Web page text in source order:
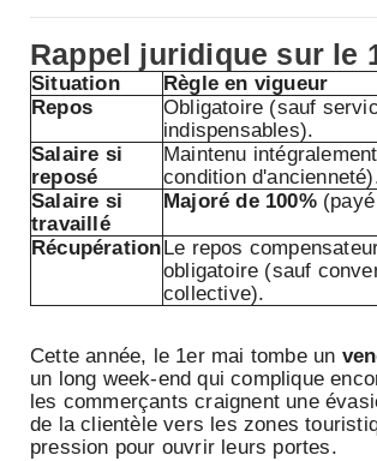
Rappel juridique sur le
Situation
Règle en vigueur
Repos
Obligatoire (sauf
indispensables).
Salaire si
reposé
Maintenu
condition
Salaire si
travaillé
Majoré de 100%(payé
Récupération Le repos
obligatoire (sauf
collective).
Cette année, le 1er mai tombe un
un long week-end qui complique
les commerçants craignent une
de la clientèle vers les zones
pression pour ouvrir leurs portes.